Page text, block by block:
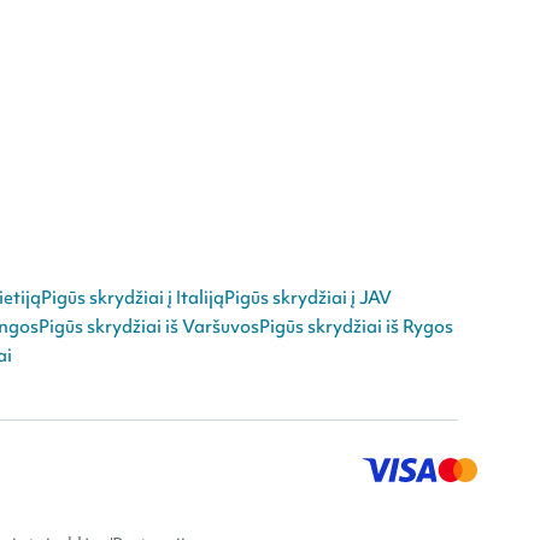
Pigūs skrydžiai į ItalijąPigūs skrydžiai į JAV
Pigūs skrydžiai iš VaršuvosPigūs skrydžiai iš Rygos